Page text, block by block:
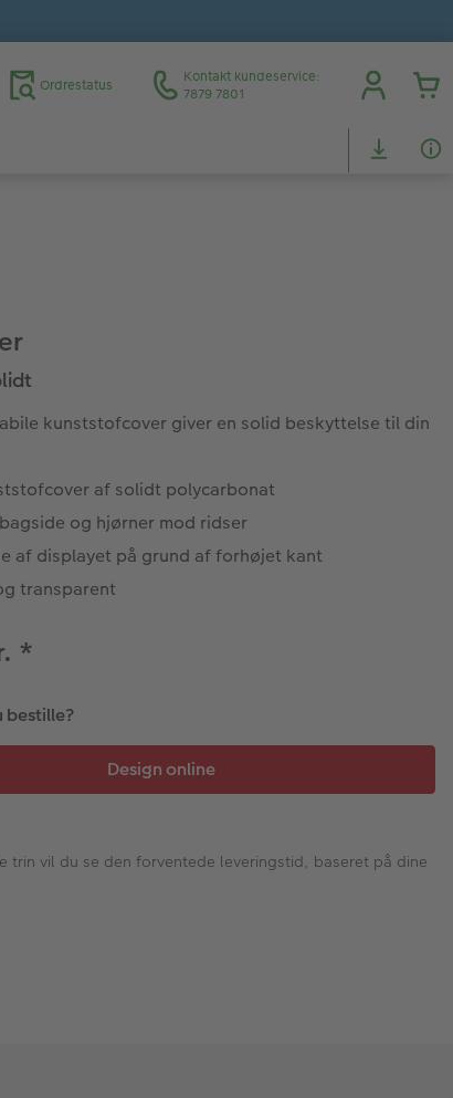
Ordrestatus
Kontakt kundeservice:
7879 7801
kunststofcover giver en solid beskyttelse til din
af solidt polycarbonat
og hjørner mod ridser
af displayet på grund af forhøjet kant
transparent
*
bestille?
trin vil du se den forventede leveringstid, baseret på dine